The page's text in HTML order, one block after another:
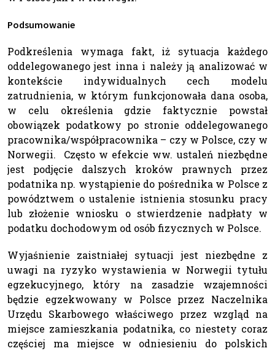
Podsumowanie
Podkreślenia wymaga fakt, iż sytuacja każdego
oddelegowanego jest inna i należy ją analizować w
kontekście indywidualnych cech modelu
zatrudnienia, w którym funkcjonowała dana osoba,
w celu określenia gdzie faktycznie powstał
obowiązek podatkowy po stronie oddelegowanego
pracownika/współpracownika – czy w Polsce, czy w
Norwegii. Często w efekcie ww. ustaleń niezbędne
jest podjęcie dalszych kroków prawnych przez
podatnika np. wystąpienie do pośrednika w Polsce z
powództwem o ustalenie istnienia stosunku pracy
lub złożenie wniosku o stwierdzenie nadpłaty w
podatku dochodowym od osób fizycznych w Polsce.
Wyjaśnienie zaistniałej sytuacji jest niezbędne z
uwagi na ryzyko wystawienia w Norwegii tytułu
egzekucyjnego, który na zasadzie wzajemności
będzie egzekwowany w Polsce przez Naczelnika
Urzędu Skarbowego właściwego przez wzgląd na
miejsce zamieszkania podatnika, co niestety coraz
częściej ma miejsce w odniesieniu do polskich